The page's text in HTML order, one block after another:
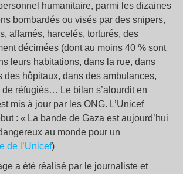
humanitaire, parmi les dizaines
bombardés ou visés par des snipers,
affamés, harcelés, torturés, des
décimées (dont au moins 40 % sont
leurs habitations, dans la rue, dans
des hôpitaux, dans des ambulances,
réfugiés… Le bilan s’alourdit en
mis à jour par les ONG. L’Unicef
: « La bande de Gaza est aujourd’hui
au monde pour un
de l’Unicef)
a été réalisé par le journaliste et